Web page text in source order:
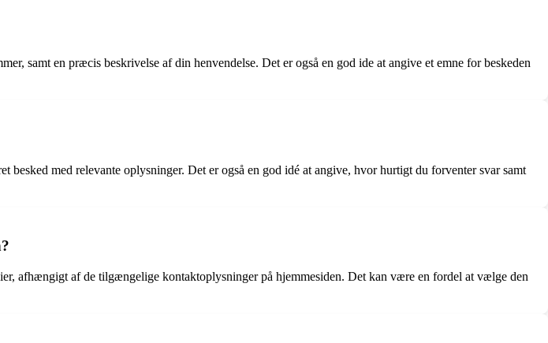
samt en præcis beskrivelse af din henvendelse. Det er også en god ide at angive et emne for beskeden
med relevante oplysninger. Det er også en god idé at angive, hvor hurtigt du forventer svar samt
afhængigt af de tilgængelige kontaktoplysninger på hjemmesiden. Det kan være en fordel at vælge den